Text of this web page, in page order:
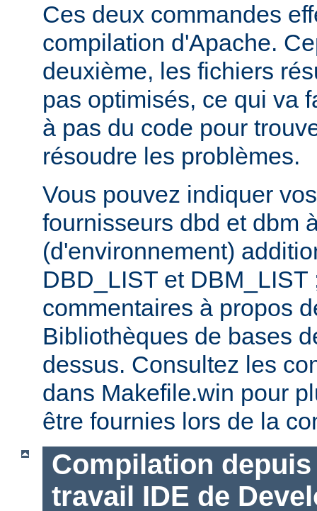
Ces deux commandes
compilation d'Apache.
deuxième, les fichiers
pas optimisés, ce qui va
à pas du code pour
résoudre les problèmes.
Vous pouvez indiquer
fournisseurs dbd et dbm
(d'environnement)
DBD_LIST et DBM_LIST
commentaires à propos
Bibliothèques de bases
dessus. Consultez les
dans Makefile.win pour
être fournies lors de la
Compilation
travail IDE de